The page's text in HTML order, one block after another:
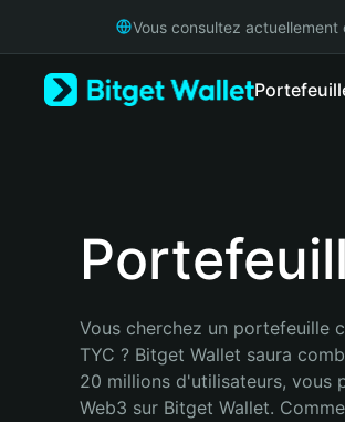
Русский
Bahasa Indonesia
Vous consultez
Vous cherchez un portefeuille
TYC ? Bitget Wallet saura
20 millions d'utilisateurs,
Web3 sur Bitget Wallet.